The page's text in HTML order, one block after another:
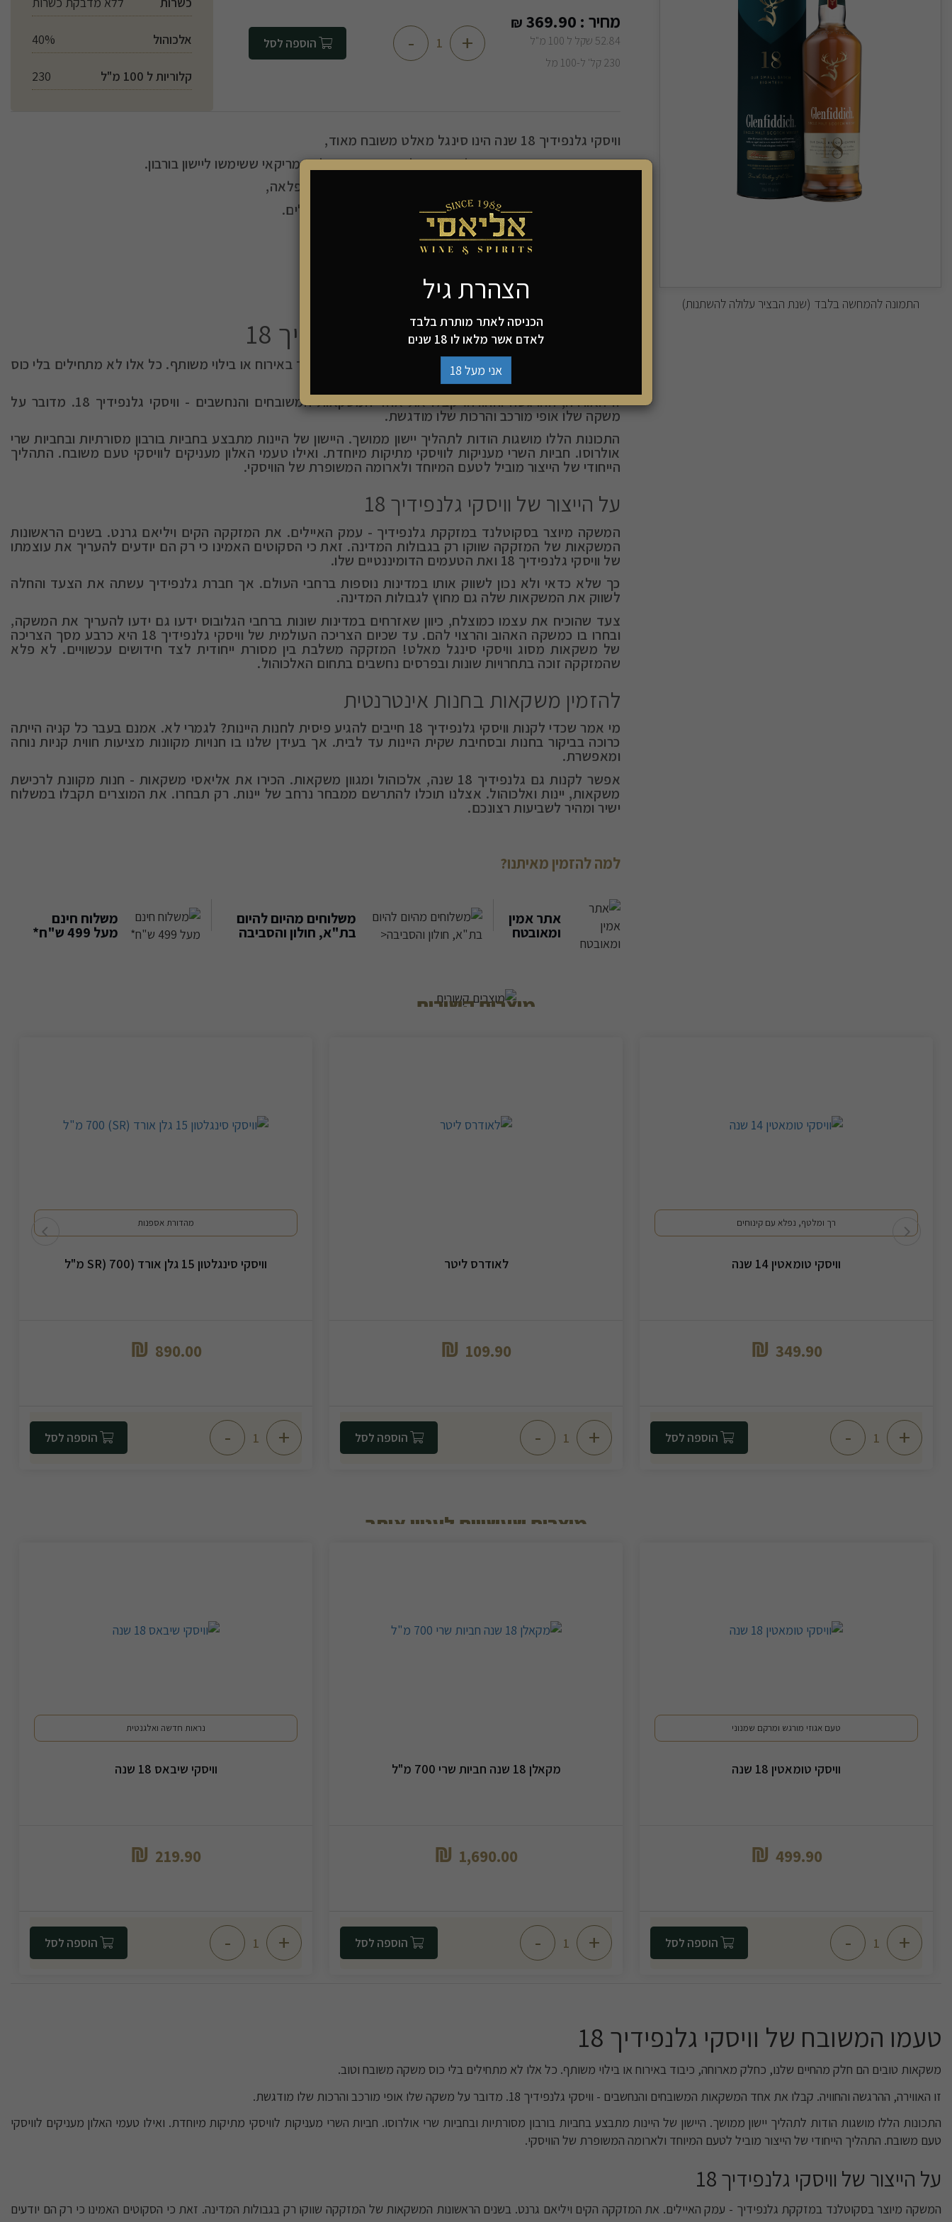
התמונה להמחשה בלבד (שנת הבציר עלולה להשתנות)
מחיר : 369.90
₪
52.84 שקל ל 100 מ"ל
230 קל' ל-100 מל
+
- אלכוהול 40%
קלוריות ל 100 מ"ל 230
וויסקי גלנפידיך 18 שנה הינו סינגל מאלט משובח מאוד,
המתיישן בחביות מובחרות של שרי אורולוסו וחביות עץ אלון אמריקאי ששימשו ליישון בורבון.
זהו סינגל מאלט בעל אופי פירותי ומרתק עם סיומת חלקה ונפלאה,
טעמו המשובח של וויסקי גלנפידיך 18
משקאות טובים הם חלק מהחיים שלנו, כחלק מארוחה, כיבוד באירוח או בילוי משותף. כל אלו לא מתחילים בלי כוס
זו האווירה, ההרגשה והחוויה. קבלו את אחד המשקאות המשובחים והנחשבים - וויסקי גלנפידיך 18. מדובר על
משקה שלו אופי מורכב והרכות שלו מודגשת.
התכונות הללו מושגות הודות לתהליך יישון ממושך. היישון של היינות מתבצע בחביות בורבון מסורתיות ובחביות שרי
אולרוסו. חביות השרי מעניקות לוויסקי מתיקות מיוחדת. ואילו טעמי האלון מעניקים לוויסקי טעם משובח. התהליך
הייחודי של הייצור מוביל לטעם המיוחד ולארומה המשופרת של הוויסקי.
על הייצור של וויסקי גלנפידיך 18
המשקה מיוצר בסקוטלנד במזקקת גלנפידיך - עמק האיילים. את המזקקה הקים ויליאם גרנט. בשנים הראשונות
המשקאות של המזקקה שווקו רק בגבולות המדינה. זאת כי הסקוטים האמינו כי רק הם יודעים להעריך את עוצמתו
של וויסקי גלנפידיך 18 ואת הטעמים הדומיננטיים שלו.
כך שלא כדאי ולא נכון לשווק אותו במדינות נוספות ברחבי העולם. אך חברת גלנפידיך עשתה את הצעד והחלה
לשווק את המשקאות שלה גם מחוץ לגבולות המדינה.
צעד שהוכיח את עצמו כמוצלח, כיוון שאזרחים במדינות שונות ברחבי הגלובוס ידעו גם ידעו להעריך את המשקה,
ובחרו בו כמשקה האהוב והרצוי להם. עד שכיום הצריכה העולמית של וויסקי גלנפידיך 18 היא כרבע מסך הצריכה
של משקאות מסוג וויסקי סינגל מאלט! המזקקה משלבת בין מסורת ייחודית לצד חידושים עכשוויים. לא פלא
שהמזקקה זוכה בתחרויות שונות ובפרסים נחשבים בתחום האלכוהול.
להזמין משקאות בחנות אינטרנטית
מי אמר שכדי לקנות וויסקי גלנפידיך 18 חייבים להגיע פיסית לחנות היינות? לגמרי לא. אמנם בעבר כל קניה הייתה
כרוכה בביקור בחנות ובסחיבת שקית היינות עד לבית. אך בעידן שלנו בו חנויות מקוונות מציעות חווית קניות נוחה
ומאפשרת.
אפשר לקנות גם גלנפידיך 18 שנה, אלכוהול ומגוון משקאות. הכירו את אליאסי משקאות - חנות מקוונת לרכישת
משקאות, יינות ואלכוהול. אצלנו תוכלו להתרשם ממבחר נרחב של יינות. רק תבחרו. את המוצרים תקבלו במשלוח
ישיר ומהיר לשביעות רצונכם.
למה להזמין מאיתנו?
אתר אמין
ומאובטח
משלוחים מהיום להיום
בת"א, חולון והסביבה
משלוח חינם
מעל 499 ש"ח*
מוצרים קשורים
רך ומלטף, נפלא עם קינוחים
וויסקי טומאטין 14 שנה
349.90
₪
+
-
לאודרס ליטר
109.90
₪
+
-
מהדורת אספנות
וויסקי סינגלטון 15 גלן אורד (SR) 700 מ"ל
890.00
₪
+
-
מוצרים שעשויים לעניין אותך
טעם אגוזי מורגש ומרקם שמנוני
וויסקי טומאטין 18 שנה
499.90
₪
+
-
מקאלן 18 שנה חביות שרי 700 מ"ל
1,690.00
₪
+
-
נראות חדשה ואלגנטית
וויסקי שיבאס 18 שנה
219.90
₪
+
-
טעמו המשובח של וויסקי גלנפידיך 18
משקאות טובים הם חלק מהחיים שלנו, כחלק מארוחה, כיבוד באירוח או בילוי משותף. כל אלו לא מתחילים בלי כוס משקה משובח וטוב.
זו האווירה, ההרגשה והחוויה. קבלו את אחד המשקאות המשובחים והנחשבים - וויסקי גלנפידיך 18. מדובר על משקה שלו אופי מורכב והרכות שלו מודגשת.
התכונות הללו מושגות הודות לתהליך יישון ממושך. היישון של היינות מתבצע בחביות בורבון מסורתיות ובחביות שרי אולרוסו. חביות השרי מעניקות לוויסקי מתיקות מיוחדת. ואילו טעמי האלון מעניקים לוויסקי
טעם משובח. התהליך הייחודי של הייצור מוביל לטעם המיוחד ולארומה המשופרת של הוויסקי.
על הייצור של וויסקי גלנפידיך 18
המשקה מיוצר בסקוטלנד במזקקת גלנפידיך - עמק האיילים. את המזקקה הקים ויליאם גרנט. בשנים הראשונות המשקאות של המזקקה שווקו רק בגבולות המדינה. זאת כי הסקוטים האמינו כי רק הם יודעים
הצהרת גיל
הכניסה לאתר מותרת בלבד
לאדם אשר מלאו לו 18 שנים
אני מעל 18